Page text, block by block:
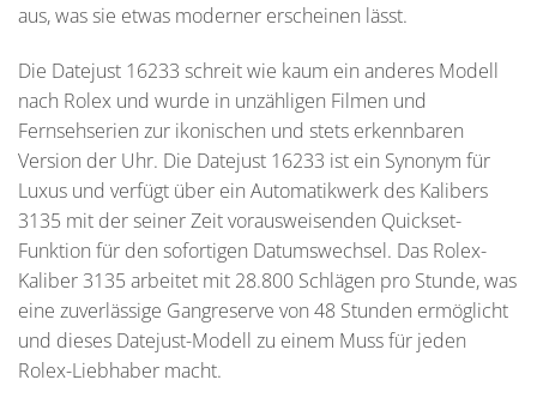
aus, was sie etwas moderner erscheinen lässt.
Die Datejust 16233 schreit wie kaum ein anderes Modell
nach Rolex und wurde in unzähligen Filmen und
Fernsehserien zur ikonischen und stets erkennbaren
Version der Uhr. Die Datejust 16233 ist ein Synonym für
Luxus und verfügt über ein Automatikwerk des Kalibers
3135 mit der seiner Zeit vorausweisenden Quickset-
Funktion für den sofortigen Datumswechsel. Das Rolex-
Kaliber 3135 arbeitet mit 28.800 Schlägen pro Stunde, was
eine zuverlässige Gangreserve von 48 Stunden ermöglicht
und dieses Datejust-Modell zu einem Muss für jeden
Rolex-Liebhaber macht.